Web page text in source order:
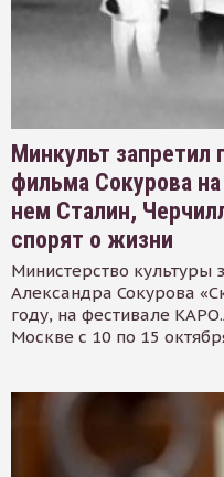
Минкульт запретил
фильма Сокурова
нем Сталин,
спорят о жизни
Министерство культуры
Александра Сокурова
году, на фестивале
Москве с 10 по 15